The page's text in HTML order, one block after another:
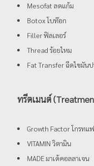
Mesofat ลดแก้ม
Botox โบท๊อก
Filler ฟิลเลอร์
Thread ร้อยไหม
Fat Transfer ฉีดไขมัน
ทรีตเมนต์
Growth Factor โกรทแ
VITAMIN วิตามิน
MADE มาเด้คอลลาเจน